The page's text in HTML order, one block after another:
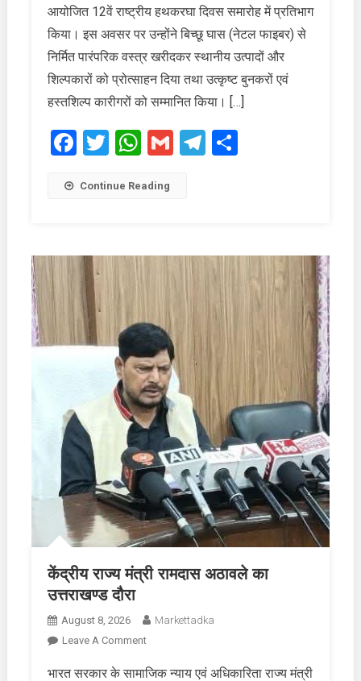
पर
बुनकरों
शिल्पकारों
का
सम्मान
आयोजित 12वें राष्ट्रीय हथकरघा दिवस समारोह में प्रतिभाग
किया। इस अवसर पर उन्होंने बिच्छू घास (नेटल फाइबर) से
निर्मित पारंपरिक वस्त्र खरीदकर स्थानीय उत्पादों और
शिल्पकारों को प्रोत्साहन दिया तथा उत्कृष्ट बुनकरों एवं
हस्तशिल्प कारीगरों को सम्मानित किया। […]
Facebook
Twitter
WhatsApp
GmailTelegram
Share
Continue Reading
केंद्रीय राज्य मंत्री रामदास अठावले का
उत्तराखण्ड दौरा
August 8, 2026
Markettadka
Leave A CommentOn
राज्य
भारत सरकार के सामाजिक न्याय एवं अधिकारिता राज्य मंत्री